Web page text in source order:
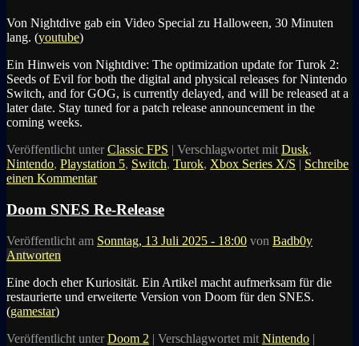
Von Nightdive gab ein Video Special zu Halloween, 30 Minuten
lang. (youtube)
Ein Hinweis von Nightdive: The optimization update for Turok 2:
Seeds of Evil for both the digital and physical releases for Nintendo
Switch, and for GOG, is currently delayed, and will be released at a
later date. Stay tuned for a patch release announcement in the
coming weeks.
Veröffentlicht unter Classic FPS | Verschlagwortet mit Dusk,
Nintendo, Playstation 5, Switch, Turok, Xbox Series X/S | Schreibe
einen Kommentar
Doom SNES Re-Release
Veröffentlicht am Sonntag, 13 Juli 2025 - 18:00 von Badb0y
Antworten
Eine doch eher Kuriosität. Ein Artikel macht aufmerksam für die
restaurierte und erweiterte Version von Doom für den SNES.
(gamestar)
Veröffentlicht unter Doom 2 | Verschlagwortet mit Nintendo |